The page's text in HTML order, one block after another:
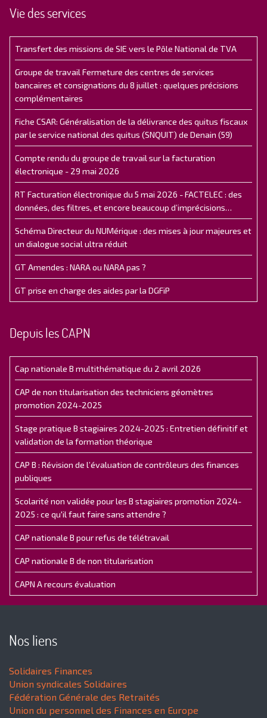
Vie des services
Transfert des missions de SIE vers le Pôle National de TVA
Groupe de travail Fermeture des centres de services
bancaires et consignations du 8 juillet : quelques précisions
complémentaires
Fiche CSAR: Généralisation de la délivrance des quitus fiscaux
par le service national des quitus (SNQUIT) de Denain (59)
Compte rendu du groupe de travail sur la facturation
électronique - 29 mai 2026
RT Facturation électronique du 5 mai 2026 - FACTELEC : des
données, des filtres, et encore beaucoup d’imprécisions…
Schéma Directeur du NUMérique : des mises à jour majeures et
un dialogue social ultra réduit
GT Amendes : NARA ou NARA pas ?
GT prise en charge des aides par la DGFiP
Depuis les CAPN
Cap nationale B multithématique du 2 avril 2026
CAP de non titularisation des techniciens géomètres
promotion 2024-2025
Stage pratique B stagiaires 2024-2025 : Entretien définitif et
validation de la formation théorique
CAP B : Révision de l’évaluation de contrôleurs des finances
publiques
Scolarité non validée pour les B stagiaires promotion 2024-
2025 : ce qu'il faut faire sans attendre ?
CAP nationale B pour refus de télétravail
CAP nationale B de non titularisation
CAPN A recours évaluation
Nos liens
Solidaires Finances
Union syndicales Solidaires
Fédération Générale des Retraités
Union du personnel des Finances en Europe